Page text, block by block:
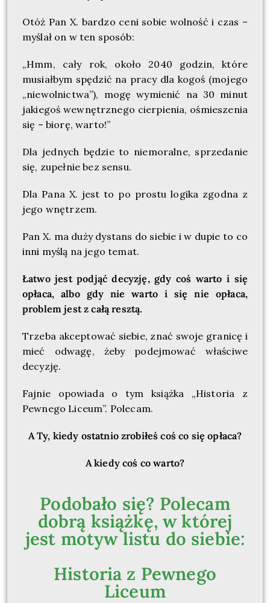
Otóż Pan X. bardzo ceni sobie wolność i czas –
myślał on w ten sposób:
„Hmm, cały rok, około 2040 godzin, które
musiałbym spędzić na pracy dla kogoś (mojego
„niewolnictwa”), mogę wymienić na 30 minut
jakiegoś wewnętrznego cierpienia, ośmieszenia
się – biorę, warto!”
Dla jednych będzie to niemoralne, sprzedanie
się, zupełnie bez sensu.
Dla Pana X. jest to po prostu logika zgodna z
jego wnętrzem.
Pan X. ma duży dystans do siebie i w dupie to co
inni myślą na jego temat.
Łatwo jest podjąć decyzję, gdy coś warto i się
opłaca, albo gdy nie warto i się nie opłaca,
problem jest z całą resztą.
Trzeba akceptować siebie, znać swoje granicę i
mieć odwagę, żeby podejmować właściwe
decyzję.
Fajnie opowiada o tym książka „Historia z
Pewnego Liceum”. Polecam.
A Ty, kiedy ostatnio zrobiłeś coś co się opłaca?
A kiedy coś co warto?
Podobało się? Polecam
dobrą książkę, w której
jest motyw listu do siebie:
Historia z Pewnego
Liceum